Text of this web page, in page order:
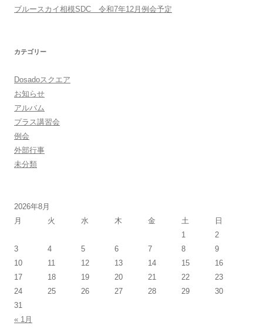
ブルースカイ相模SDC 令和7年12月例会予定
カテゴリー
Dosadoスクエア
お知らせ
アルバム
プラス講習会
例会
外部行事
未分類
2026年8月
月
火 水 木 金 土 日
« 1月
1
2
3
4 5 6 7 8
9
10
11 12 13 14 15
16
17
18 19 20 21 22
23
24
25 26 27 28 29
30
31